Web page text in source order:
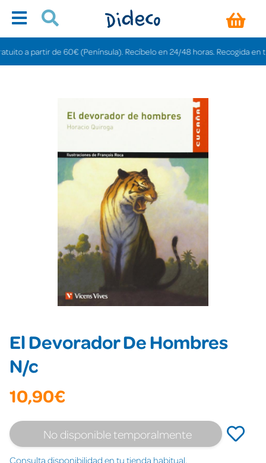
a partir de 60€ (Península). Recíbelo en 24/48 horas. Recogida en
El Devorador De Hombres
N/c
10,90€
No disponible temporalmente
Consulta disponibilidad en tu tienda habitual.